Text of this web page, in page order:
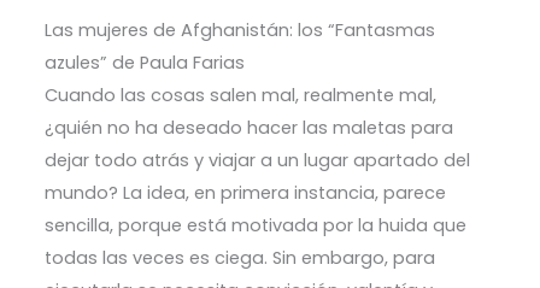
Las mujeres de Afghanistán: los “Fantasmas
azules” de Paula Farias
Cuando las cosas salen mal, realmente mal,
¿quién no ha deseado hacer las maletas para
dejar todo atrás y viajar a un lugar apartado del
mundo? La idea, en primera instancia, parece
sencilla, porque está motivada por la huida que
todas las veces es ciega. Sin embargo, para